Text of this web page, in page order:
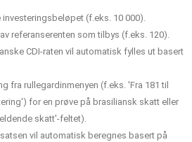
(f.eks. 10 000).
referanserenten som tilbys (f.eks. 120).
CDI-raten vil automatisk fylles ut basert
fra rullegardinmenyen (f.eks. 'Fra 181 til
for en prøve på brasiliansk skatt eller
skatt'-feltet).
vil automatisk beregnes basert på